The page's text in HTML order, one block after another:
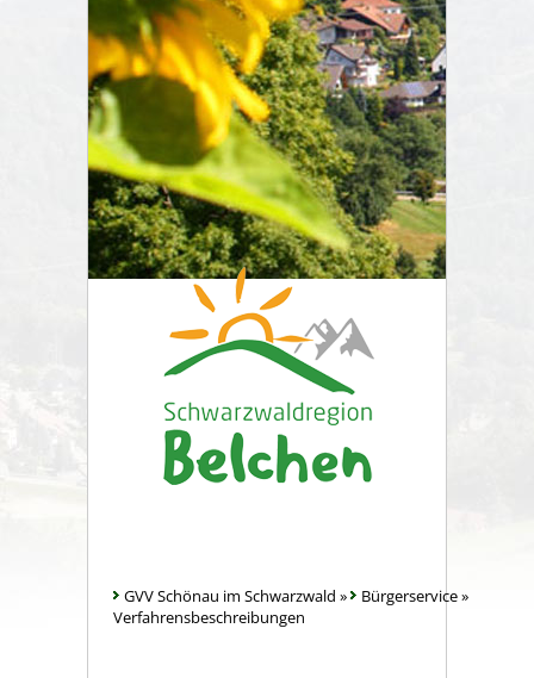
GVV Schönau im Schwarzwald » Bürgerservice»
Verfahrensbeschreibungen